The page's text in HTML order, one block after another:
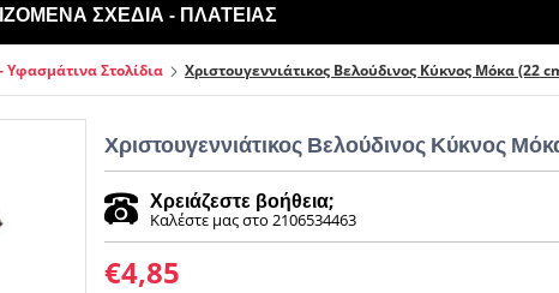
ΣΧΈΔΙΑ - ΠΛΑΤΕΊΑΣ
Υφασμάτινα Στολίδια Χριστουγεννιάτικος Βελούδινος Κύκνος Μόκα (22
Χριστουγεννιάτικος Βελούδινος Κύκνος
Χρειάζεστε βοήθεια;
Καλέστε μας στο 2106534463
€4,85